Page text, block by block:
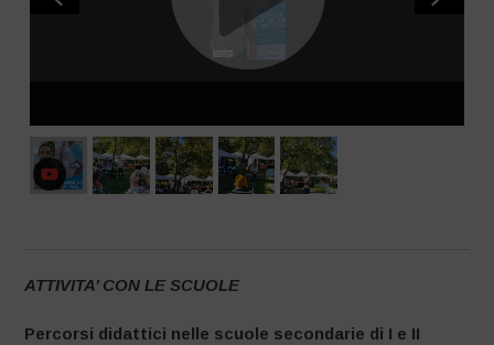
ATTIVITA’ CON LE SCUOLE
Percorsi didattici nelle scuole secondarie di I e II